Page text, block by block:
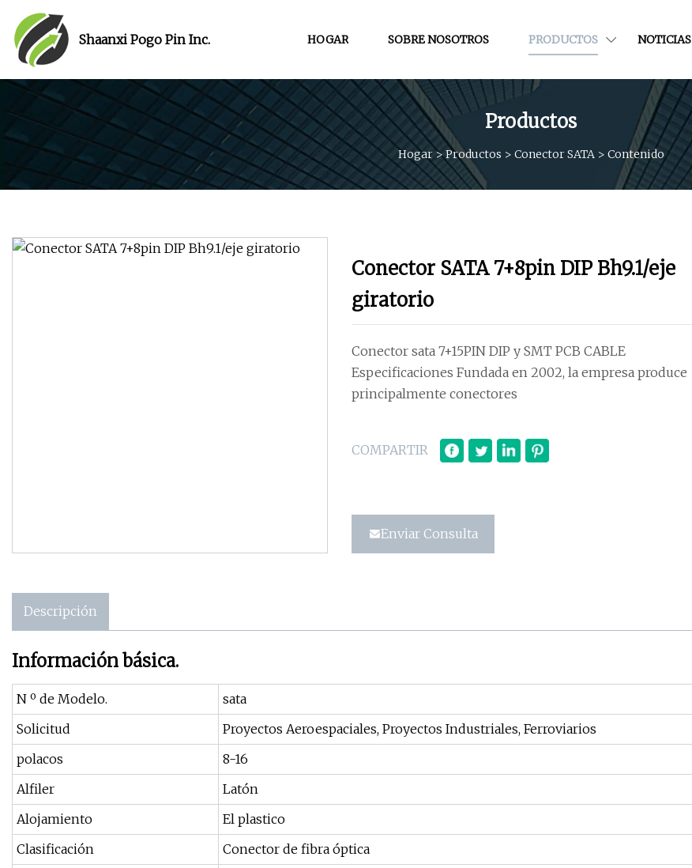
Shaanxi Pogo Pin Inc. HOGAR SOBRE NOSOTROS PRODUCTOS NOTICIAS
Productos
Hogar>Productos > Conector SATA > Contenido
Conector SATA 7+8pin DIP Bh9.1/eje
giratorio
Conector sata 7+15PIN DIP y SMT PCB CABLE
Especificaciones Fundada en 2002, la empresa produce
principalmente conectores
COMPARTIR
Enviar Consulta
Descripción
Información básica.
N º de Modelo.
sata
Solicitud
Proyectos Aeroespaciales, Proyectos Industriales, Ferroviarios
polacos
8-16
Alfiler
Latón
Alojamiento
El plastico
Clasificación
Conector de fibra óptica